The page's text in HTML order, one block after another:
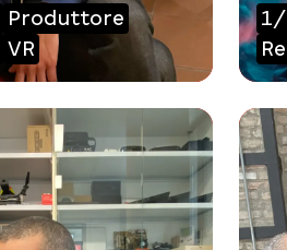
Produttore
VR
1/